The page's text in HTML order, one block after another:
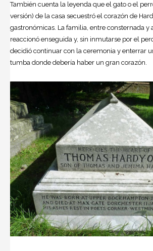
También cuenta la leyenda que el gato o el
versión) de la casa secuestró el corazón de
gastronómicas. La familia, entre consternada y
reaccionó enseguida y, sin inmutarse por el
decidió continuar con la ceremonia y enterrar
tumba donde debería haber un gran corazón.